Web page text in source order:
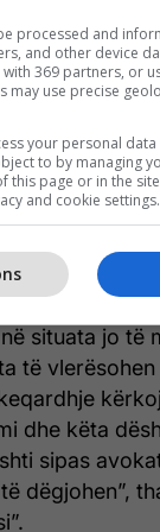
në
Halimi.
Çerkini
të
të njëjtit
të lexuara.
propozimet
situata jo të
të
dhe këta
sipas
dëgjohen”,
processed and
and other device
369 partners, or
may use precise
your personal
to by managing
this page or in the
and cookie settings.